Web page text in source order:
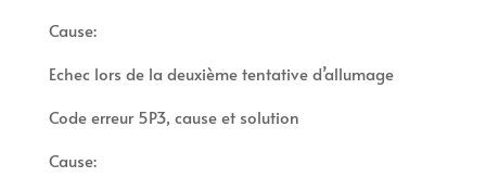
Cause:
Echec lors de la deuxième tentative d’allumage
Code erreur 5P3, cause et solution
Cause: